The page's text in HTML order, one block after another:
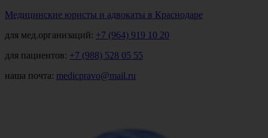
Медицинские юристы и адвокаты в Краснодаре
для мед.организаций: +7 (964) 919 10 20
для пациентов: +7 (988) 528 05 55
наша почта: medicpravo@mail.ru